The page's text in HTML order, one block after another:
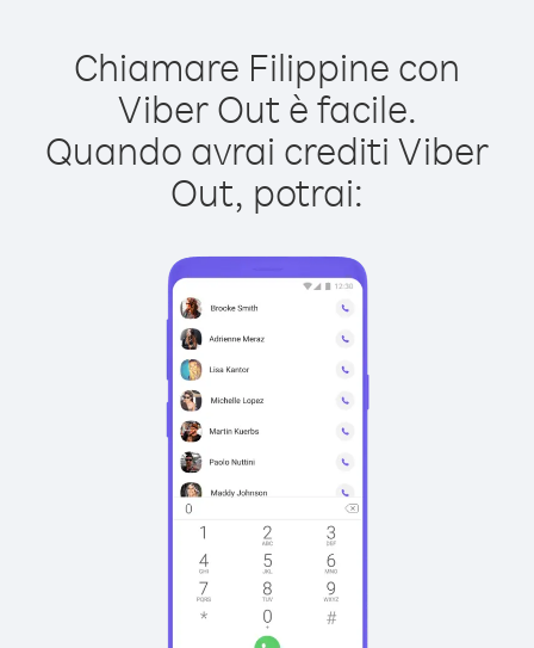
Chiamare Filippine con
Viber Out è facile.
Quando avrai crediti Viber
Out, potrai: